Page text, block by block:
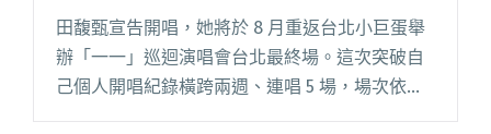
五天開唱
田馥甄宣告開唱，她將於 8 月重返台北小巨蛋舉
辦「一一」巡迴演唱會台北最終場。這次突破自
己個人開唱紀錄橫跨兩週、連唱 5 場，場次依序
是 8 月 5 日、6 日、11 日、12 日、13 日，預計吸